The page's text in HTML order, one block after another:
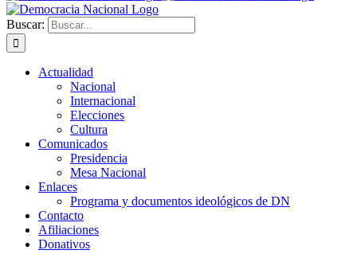
Buscar:
Actualidad
Nacional
Internacional
Elecciones
Cultura
Comunicados
Presidencia
Mesa Nacional
Enlaces
Programa y documentos ideológicos de DN
Contacto
Afiliaciones
Donativos